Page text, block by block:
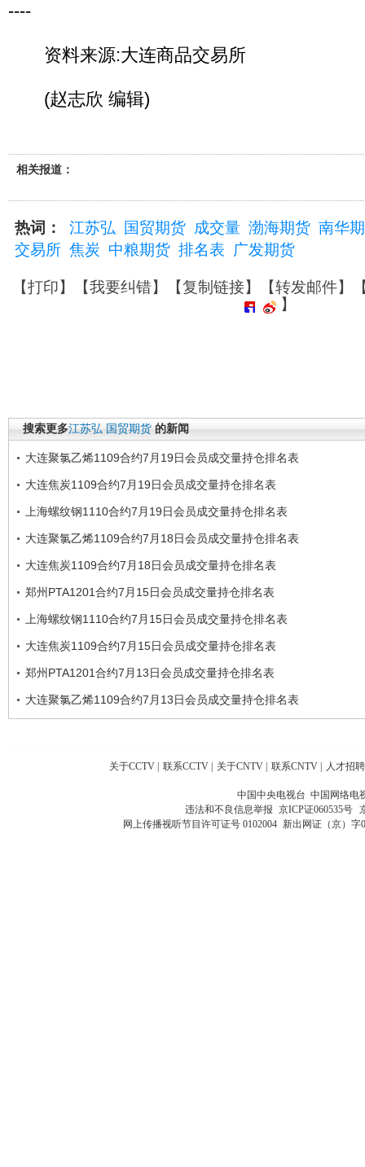
----
资料来源:大连商品交易所
(赵志欣 编辑)
相关报道：
热词： 江苏弘 国贸期货 成交量 渤海期货 南华
交易所 焦炭 中粮期货 排名表 广发期货
【打印】【我要纠错】【复制链接】【转发邮件】
】
搜索更多江苏弘 国贸期货 的新闻
大连聚氯乙烯1109合约7月19日会员成交量持仓排名表
大连焦炭1109合约7月19日会员成交量持仓排名表
上海螺纹钢1110合约7月19日会员成交量持仓排名表
大连聚氯乙烯1109合约7月18日会员成交量持仓排名表
大连焦炭1109合约7月18日会员成交量持仓排名表
郑州PTA1201合约7月15日会员成交量持仓排名表
上海螺纹钢1110合约7月15日会员成交量持仓排名表
大连焦炭1109合约7月15日会员成交量持仓排名表
郑州PTA1201合约7月13日会员成交量持仓排名表
大连聚氯乙烯1109合约7月13日会员成交量持仓排名表
关于CCTV | 联系CCTV | 关于CNTV | 联系CNTV | 人才招聘
中国中央电视台 中国网络电
违法和不良信息举报 京ICP证060535号
网上传播视听节目许可证号 0102004 新出网证（京）